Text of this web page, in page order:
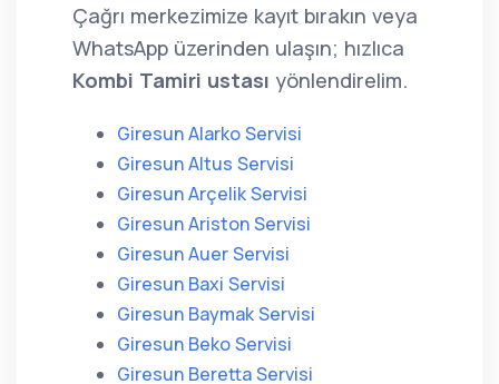
Çağrı merkezimize kayıt bırakın veya
WhatsApp üzerinden ulaşın; hızlıca
Kombi Tamiri ustası yönlendirelim.
Giresun Alarko Servisi
Giresun Altus Servisi
Giresun Arçelik Servisi
Giresun Ariston Servisi
Giresun Auer Servisi
Giresun Baxi Servisi
Giresun Baymak Servisi
Giresun Beko Servisi
Giresun Beretta Servisi